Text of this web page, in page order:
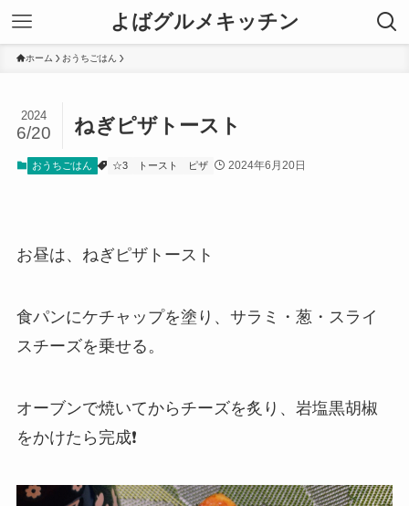
よばグルメキッチン
ホーム おうちごはん
ねぎピザトースト
2024
6/20
おうちごはん ☆3 トースト ピザ 2024年6月20日
お昼は、ねぎピザトースト
食パンにケチャップを塗り、サラミ・葱・スライ
スチーズを乗せる。
オーブンで焼いてからチーズを炙り、岩塩黒胡椒
をかけたら完成❗